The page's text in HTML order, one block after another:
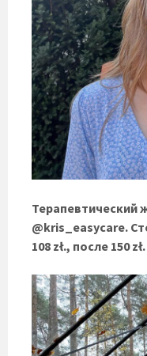
Терапевтический
@kris_easycare.
108 zł., после 150